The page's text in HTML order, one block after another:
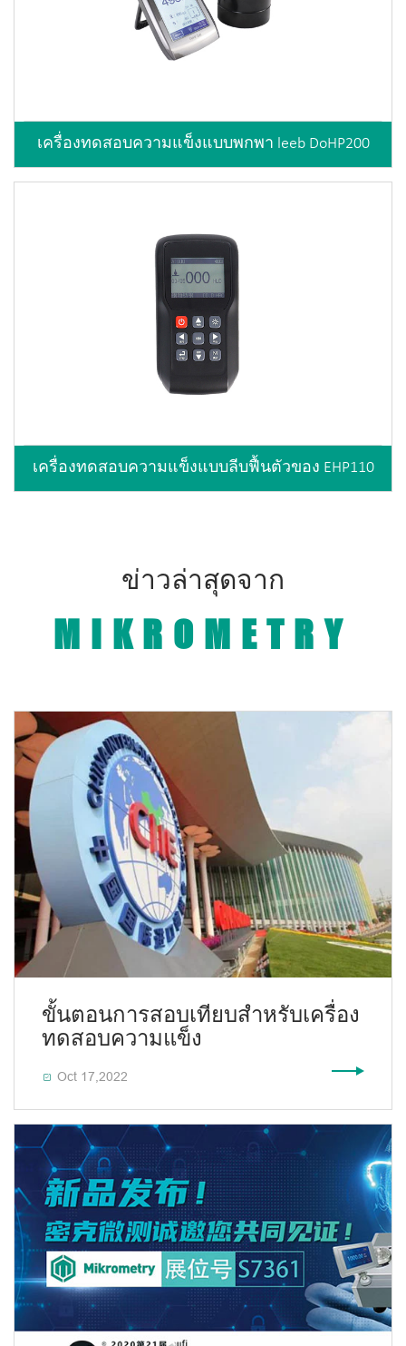
เครื่องทดสอบความแข็งแบบพกพา leeb DoHP200
เครื่องทดสอบความแข็งแบบลีบฟื้นตัวของ EHP110
ข่าวล่าสุดจาก
MIKROMETRY
ขั้นตอนการสอบเทียบสำหรับเครื่อง
ทดสอบความแข็ง
 Oct 17,2022